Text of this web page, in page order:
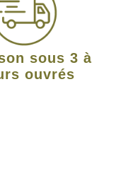
sous 3 à
ouvrés